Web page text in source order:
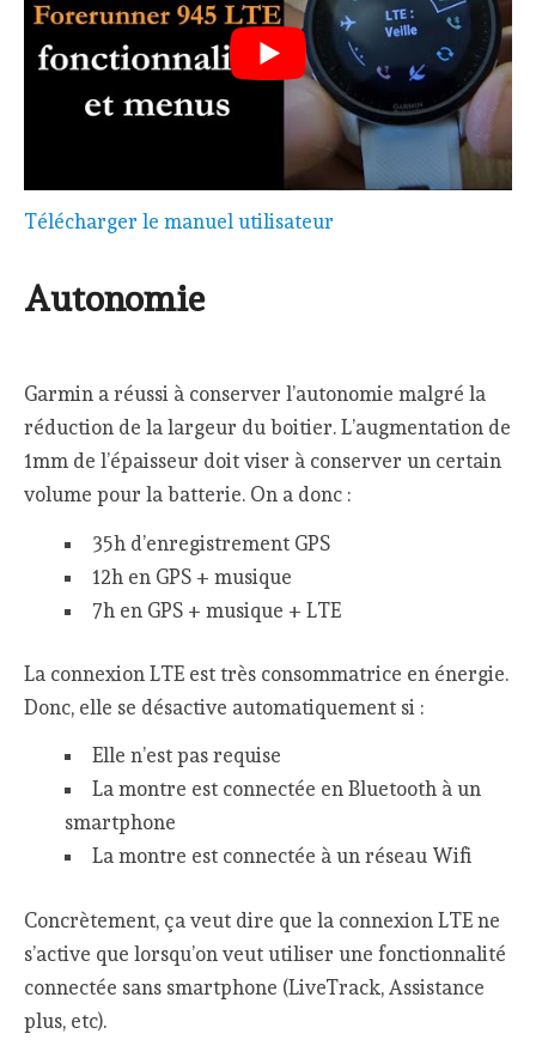
Télécharger le manuel utilisateur
Autonomie
Garmin a réussi à conserver l’autonomie malgré la
réduction de la largeur du boitier. L’augmentation de
1mm de l’épaisseur doit viser à conserver un certain
volume pour la batterie. On a donc :
35h d’enregistrement GPS
12h en GPS + musique
7h en GPS + musique + LTE
La connexion LTE est très consommatrice en énergie.
Donc, elle se désactive automatiquement si :
Elle n’est pas requise
La montre est connectée en Bluetooth à un
smartphone
La montre est connectée à un réseau Wifi
Concrètement, ça veut dire que la connexion LTE ne
s’active que lorsqu’on veut utiliser une fonctionnalité
connectée sans smartphone (LiveTrack, Assistance
plus, etc).